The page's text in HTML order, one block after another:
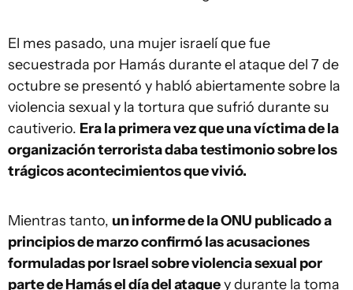
El mes pasado, una mujer israelí que fue
secuestrada por Hamás durante el ataque del 7 de
octubre se presentó y habló abiertamente sobre la
violencia sexual y la tortura que sufrió durante su
cautiverio. Era la primera vez que una víctima de la
organización terrorista daba testimonio sobre los
trágicos acontecimientos que vivió.
Mientras tanto, un informe de la ONU publicado a
principios de marzo confirmó las acusaciones
formuladas por Israel sobre violencia sexual por
parte de Hamás el día del ataquey durante la toma